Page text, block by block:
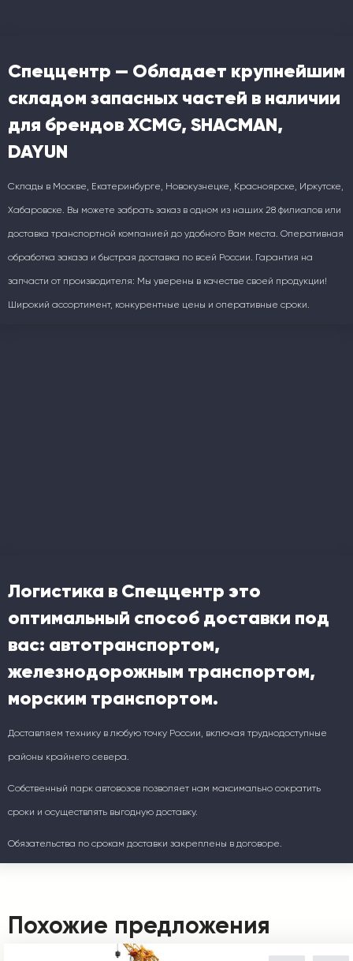
Спеццентр — Обладает крупнейшим
складом запасных частей в наличии
для брендов XCMG, SHACMAN,
DAYUN
Склады в Москве, Екатеринбурге, Новокузнецке, Красноярске, Иркутске,
Хабаровске. Вы можете забрать заказ в одном из наших 28 филиалов или
доставка транспортной компанией до удобного Вам места. Оперативная
обработка заказа и быстрая доставка по всей России. Гарантия на
запчасти от производителя: Мы уверены в качестве своей продукции!
Широкий ассортимент, конкурентные цены и оперативные сроки.
Логистика в Спеццентр это
оптимальный способ доставки под
вас: автотранспортом,
железнодорожным транспортом,
морским транспортом.
Доставляем технику в любую точку России, включая труднодоступные
районы крайнего севера.
Собственный парк автовозов позволяет нам максимально сократить
сроки и осуществлять выгодную доставку.
Обязательства по срокам доставки закреплены в договоре.
Похожие предложения